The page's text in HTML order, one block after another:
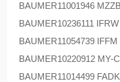
BAUMER11001946
BAUMER10236111
BAUMER11054739 IFFM
BAUMER10220912 MY-
BAUMER11014499